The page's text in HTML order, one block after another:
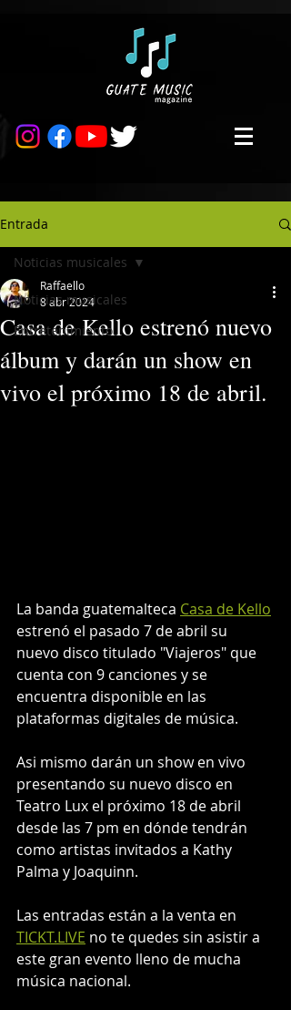
Entrada
Noticias musicales
Entretenimiento
Noticias musicales
Casa de Kello estrenó nuevo
álbum y darán un show en
vivo el próximo 18 de abril.
Raffaello
8 abr 2024
La banda guatemalteca Casa de Kello
estrenó el pasado 7 de abril su
nuevo disco titulado "Viajeros" que
cuenta con 9 canciones y se
encuentra disponible en las
plataformas digitales de música.
Asi mismo darán un show en vivo
presentando su nuevo disco en
Teatro Lux el próximo 18 de abril
desde las 7 pm en dónde tendrán
como artistas invitados a Kathy
Palma y Joaquinn.
Las entradas están a la venta en
TICKT.LIVE no te quedes sin asistir a
este gran evento lleno de mucha
música nacional.